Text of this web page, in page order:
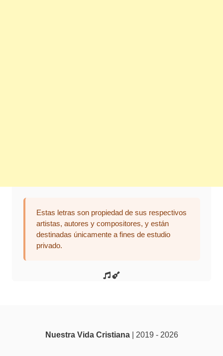
Estas letras son propiedad de sus respectivos
artistas, autores y compositores, y están
destinadas únicamente a fines de estudio
privado.
Nuestra Vida Cristiana| 2019 - 2026